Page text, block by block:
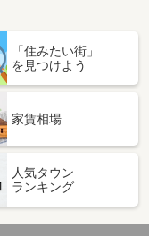
町区日の出町
「住みたい街」
を見つけよう
家賃相場
人気タウン
ランキング